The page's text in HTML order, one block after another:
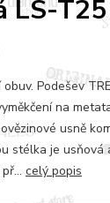
LS-T25
Podešev
na
usně
stélka je usňová
celý popis